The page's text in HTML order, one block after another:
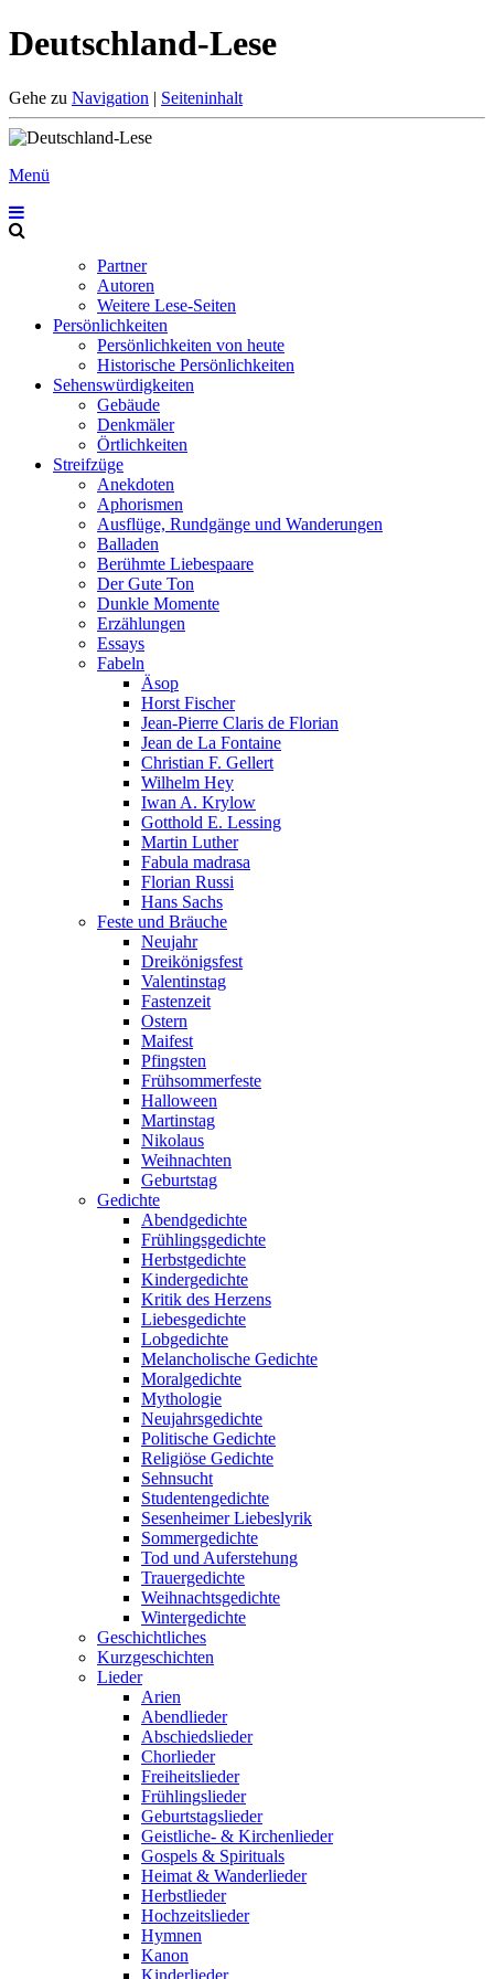
Deutschland-Lese
Gehe zu Navigation | Seiteninhalt
Menü
Partner
Autoren
Weitere Lese-Seiten
Persönlichkeiten
Persönlichkeiten von heute
Historische Persönlichkeiten
Sehenswürdigkeiten
Gebäude
Denkmäler
Örtlichkeiten
Streifzüge
Anekdoten
Aphorismen
Ausflüge, Rundgänge und Wanderungen
Balladen
Berühmte Liebespaare
Der Gute Ton
Dunkle Momente
Erzählungen
Essays
Fabeln
Äsop
Horst Fischer
Jean-Pierre Claris de Florian
Jean de La Fontaine
Christian F. Gellert
Wilhelm Hey
Iwan A. Krylow
Gotthold E. Lessing
Martin Luther
Fabula madrasa
Florian Russi
Hans Sachs
Feste und Bräuche
Neujahr
Dreikönigsfest
Valentinstag
Fastenzeit
Ostern
Maifest
Pfingsten
Frühsommerfeste
Halloween
Martinstag
Nikolaus
Weihnachten
Geburtstag
Gedichte
Abendgedichte
Frühlingsgedichte
Herbstgedichte
Kindergedichte
Kritik des Herzens
Liebesgedichte
Lobgedichte
Melancholische Gedichte
Moralgedichte
Mythologie
Neujahrsgedichte
Politische Gedichte
Religiöse Gedichte
Sehnsucht
Studentengedichte
Sesenheimer Liebeslyrik
Sommergedichte
Tod und Auferstehung
Trauergedichte
Weihnachtsgedichte
Wintergedichte
Geschichtliches
Kurzgeschichten
Lieder
Arien
Abendlieder
Abschiedslieder
Chorlieder
Freiheitslieder
Frühlingslieder
Geburtstagslieder
Geistliche- & Kirchenlieder
Gospels & Spirituals
Heimat & Wanderlieder
Herbstlieder
Hochzeitslieder
Hymnen
Kanon
Kinderlieder